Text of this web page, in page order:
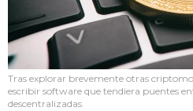
Tras explorar brevemente otras
escribir software que tendiera puentes
descentralizadas.